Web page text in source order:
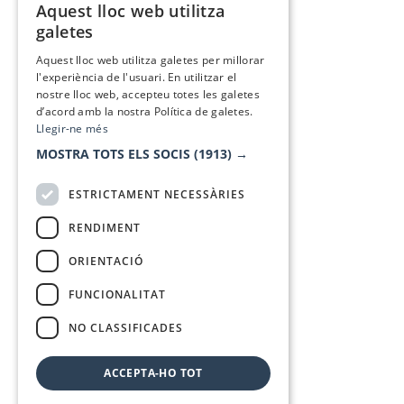
Aquest lloc web utilitza
galetes
Aquest lloc web utilitza galetes per millorar
l'experiència de l'usuari. En utilitzar el
nostre lloc web, accepteu totes les galetes
d’acord amb la nostra Política de galetes.
Llegir-ne més
MOSTRA TOTS ELS SOCIS (1913) →
ESTRICTAMENT NECESSÀRIES
RENDIMENT
ORIENTACIÓ
FUNCIONALITAT
NO CLASSIFICADES
ACCEPTA-HO TOT